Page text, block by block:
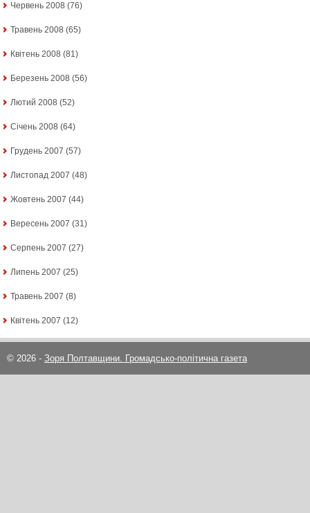
Червень 2008 (76)
Травень 2008 (65)
Квітень 2008 (81)
Березень 2008 (56)
Лютий 2008 (52)
Січень 2008 (64)
Грудень 2007 (57)
Листопад 2007 (48)
Жовтень 2007 (44)
Вересень 2007 (31)
Серпень 2007 (27)
Липень 2007 (25)
Травень 2007 (8)
Квітень 2007 (12)
© 2026 - Зоря Полтавщини. Громадсько-політична газета